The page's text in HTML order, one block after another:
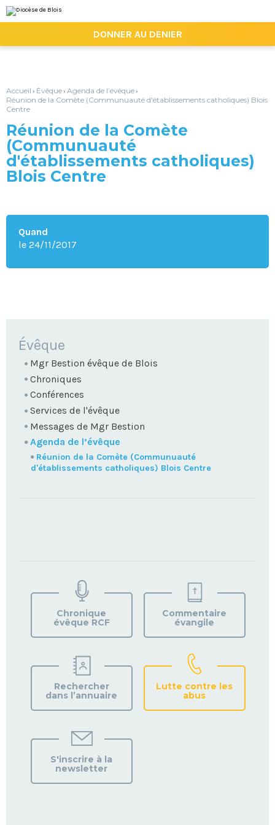
au
contenu.
la
personnels
DONNER AU DENIER
Accueil › Évêque› Agenda de l’évêque›
Réunion de la Comète (Communuauté d'établissements catholiques) Blois
Centre
Réunion de la Comète
(Communuauté
d'établissements catholiques)
Blois Centre
Quand
le 24/11/2017
NAVIGATION
Évêque
Mgr Bestion évêque de Blois
Chroniques
Conférences
Services de l'évêque
Messages de Mgr Bestion
Agenda de l’évêque
Réunion de la Comète (Communuauté
d'établissements catholiques) Blois Centre
VOTRE
PAROISSE
Chronique
évêque RCF
Commentaire
évangile
Rechercher
dans l’annuaire
Lutte contre les
abus
S'inscrire à la
newsletter